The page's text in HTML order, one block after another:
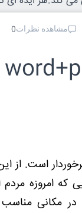
مشاهده نظرات0
است. از
که امروزه
در مکانی